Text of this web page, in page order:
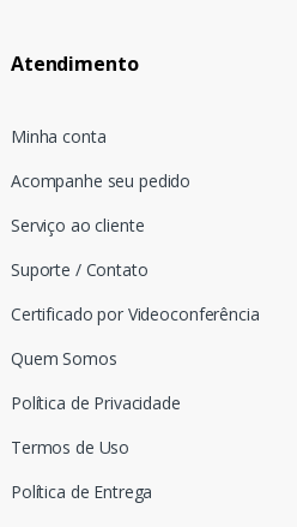
Atendimento
Minha conta
Acompanhe seu pedido
Serviço ao cliente
Suporte / Contato
Certificado por Videoconferência
Quem Somos
Política de Privacidade
Termos de Uso
Política de Entrega